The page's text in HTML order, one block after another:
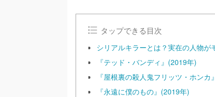
タップできる目次
シリアルキラーとは？実在の人物
『テッド・バンディ』(2019年)
『屋根裏の殺人鬼フリッツ・ホンカ
『永遠に僕のもの』(2019年)